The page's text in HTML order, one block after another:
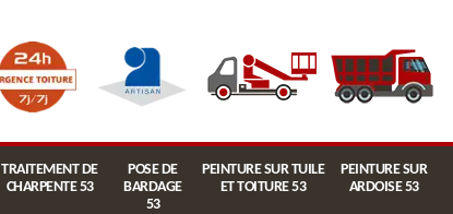
TRAITEMENT DE
CHARPENTE 53
POSE DE
BARDAGE
53
PEINTURE SUR TUILE
ET TOITURE 53
PEINTURE SUR
ARDOISE 53